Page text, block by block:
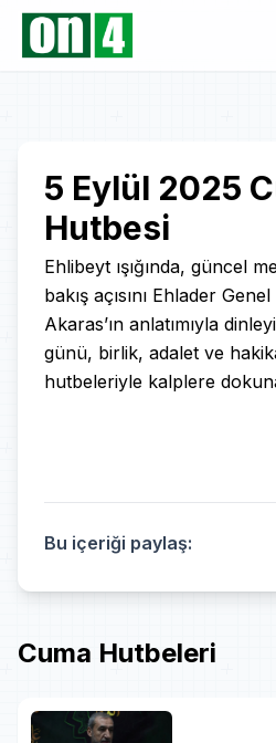
Play
Video
5 Eylül 2025
Hutbesi
Ehlibeyt ışığında, güncel
bakış açısını Ehlader
Akaras’ın anlatımıyla
günü, birlik, adalet ve
hutbeleriyle kalplere
Bu içeriği paylaş:
Cuma Hutbeleri